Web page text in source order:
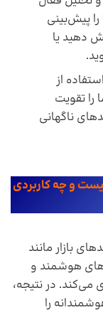
پیش‌بینی
دهید یا
استفاده از
را تقویت
ناگهانی
و چه کاربردی
بازار مانند
هوشمند و
می‌کند. در نتیجه،
را